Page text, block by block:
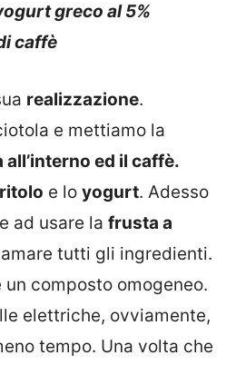
greco al 5%
caffè
realizzazione.
e mettiamo la
ed il caffè.
e lo yogurt. Adesso
ad usare la frusta a
tutti gli ingredienti.
composto omogeneo.
elettriche, ovviamente,
tempo. Una volta che